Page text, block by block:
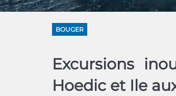
BOUGER
Excursions
Hoedic et Ile